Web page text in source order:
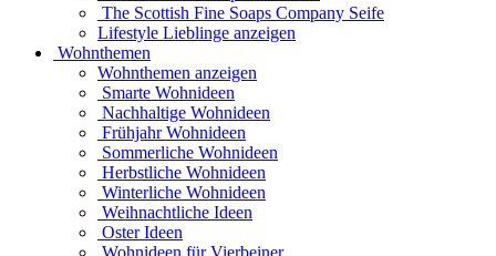
The Scottish Fine Soaps Company Seife
Lifestyle Lieblinge anzeigen
Wohnthemen
Wohnthemen anzeigen
Smarte Wohnideen
Nachhaltige Wohnideen
Frühjahr Wohnideen
Sommerliche Wohnideen
Herbstliche Wohnideen
Winterliche Wohnideen
Weihnachtliche Ideen
Oster Ideen
Wohnideen für Vierbeiner